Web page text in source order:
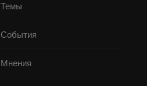
Темы
События
Мнения